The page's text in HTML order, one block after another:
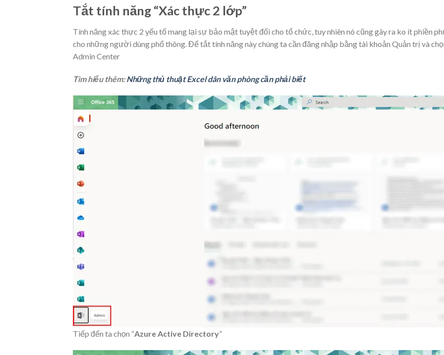
Tắt tính năng “Xác thực 2 lớp”
Tính năng xác thực 2 yếu tố mang lại sự bảo mật tuyệt đối cho tổ chức, tuy nhiên nó cũng gây ra ko ít phiền
cho những người dùng phổ thông. Để tắt tính năng này chúng ta cần đăng nhập bằng tài khoản Quản trị và
Admin Center
Tìm hiểu thêm:Những thủ thuật Excel dân văn phòng cần phải biết
Tiếp đến ta chọn “Azure Active Directory”